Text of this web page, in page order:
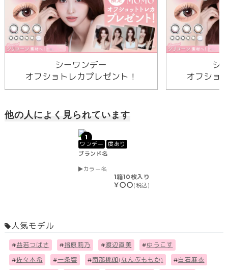
シーワンデー
オフショトレカプレゼント！
シ
オフショ
他の人によく見られています
1
ワンデー
度あり
ブランド名
カラー名
1箱10枚入り
￥〇〇(税込)
人気モデル
#益若つばさ #指原莉乃 #渡辺直美 #ゆうこす
#佐々木希 #一条響 #南部桃伽(なんぶももか) #白石麻衣